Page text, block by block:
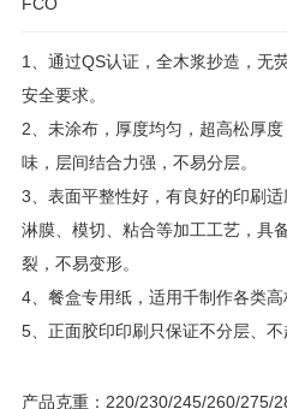
FCO
1、通过QS认证，全木浆抄造，无
安全要求。
2、未涂布，厚度均匀，超高松厚
味，层间结合力强，不易分层。
3、表面平整性好，有良好的印刷
淋膜、模切、粘合等加工工艺，具
裂，不易变形。
4、餐盒专用纸，适用千制作各类高
5、正面胶印印刷只保证不分层、不
产品克重：220/230/245/260/275/